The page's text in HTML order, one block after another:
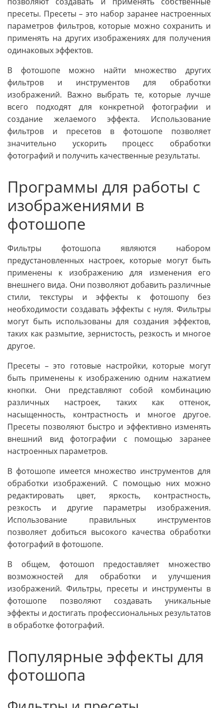
пресеты. Пресеты – это набор заранее настроенных
параметров фильтров, которые можно сохранить и
применять на других изображениях для получения
одинаковых эффектов.
В фотошопе можно найти множество других
фильтров и инструментов для обработки
изображений. Важно выбрать те, которые лучше
всего подходят для конкретной фотографии и
создание желаемого эффекта. Использование
фильтров и пресетов в фотошопе позволяет
значительно ускорить процесс обработки
фотографий и получить качественные результаты.
Программы для работы с
изображениями в
фотошопе
Фильтры фотошопа являются набором
предустановленных настроек, которые могут быть
применены к изображению для изменения его
внешнего вида. Они позволяют добавить различные
стили, текстуры и эффекты к фотошопу без
необходимости создавать эффекты с нуля. Фильтры
могут быть использованы для создания эффектов,
таких как размытие, зернистость, резкость и многое
другое.
Пресеты – это готовые настройки, которые могут
быть применены к изображению одним нажатием
кнопки. Они представляют собой комбинацию
различных настроек, таких как оттенок,
насыщенность, контрастность и многое другое.
Пресеты позволяют быстро и эффективно изменять
внешний вид фотографии с помощью заранее
настроенных параметров.
В фотошопе имеется множество инструментов для
обработки изображений. С помощью них можно
редактировать цвет, яркость, контрастность,
резкость и другие параметры изображения.
Использование правильных инструментов
позволяет добиться высокого качества обработки
фотографий в фотошопе.
В общем, фотошоп предоставляет множество
возможностей для обработки и улучшения
изображений. Фильтры, пресеты и инструменты в
фотошопе позволяют создавать уникальные
эффекты и достигать профессиональных результатов
в обработке фотографий.
Популярные эффекты для
фотошопа